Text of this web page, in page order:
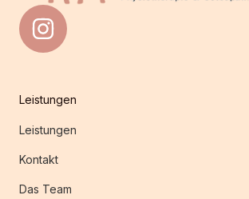
I
n
a
g
r
a
Leistungen
Leistungen
Kontakt
Das Team